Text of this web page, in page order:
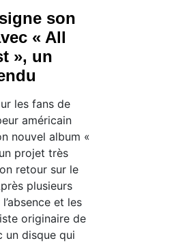
son
« All
», un
les fans de
américain
nouvel album «
projet très
retour sur le
plusieurs
et les
originaire de
un disque qui